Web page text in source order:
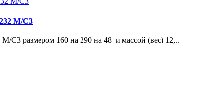
M/C3
размером 160 на 290 на 48 и массой (вес) 12,..